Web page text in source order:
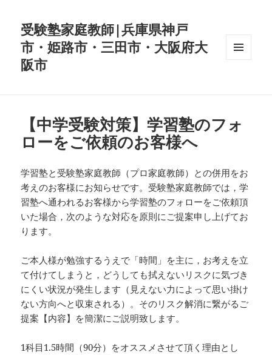
受験塾家庭教師|兵庫県神戸
市・姫路市・三田市・大阪府大
阪市
【中学受験対策】学習塾のフォ
ローをご依頼のお客様へ
学習塾と受験塾家庭教師（プロ家庭教師）との併用をお
考えのお客様にお知らせです。受験塾家庭教師では，学
習塾へ通われるお客様から学習塾のフォローをご依頼頂
いた場合，次のような対応を原則にご提案申し上げてお
ります。
ご本人様が勉強するうえで「時間」を主に，お考えを立
て付けてしまうと，どうしても拭えないリスクに気づき
にくい状況が発生します（見えない力によって思い掛け
ない方向へと収束される）。そのリスク解消に繋がるご
提案【内容】を簡潔にご説明致します。
1科目1.5時間（90分）をオススメさせて頂く理由とし